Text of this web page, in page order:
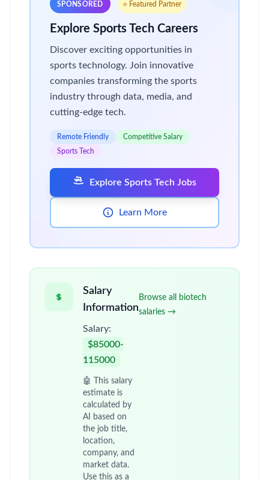
SPONSORED ⭐ Featured Partner
Explore Sports Tech Careers
Discover exciting opportunities in
sports technology. Join innovative
companies transforming the sports
industry through data, media, and
cutting-edge tech.
Remote Friendly
Competitive Salary
Sports Tech
Explore Sports Tech Jobs
Learn More
Salary
Information
Salary:
$85000-
115000
🤖 This salary
estimate is
calculated by
AI based on
the job title,
location,
company, and
market data.
Use this as a
Browse all biotech
salaries →